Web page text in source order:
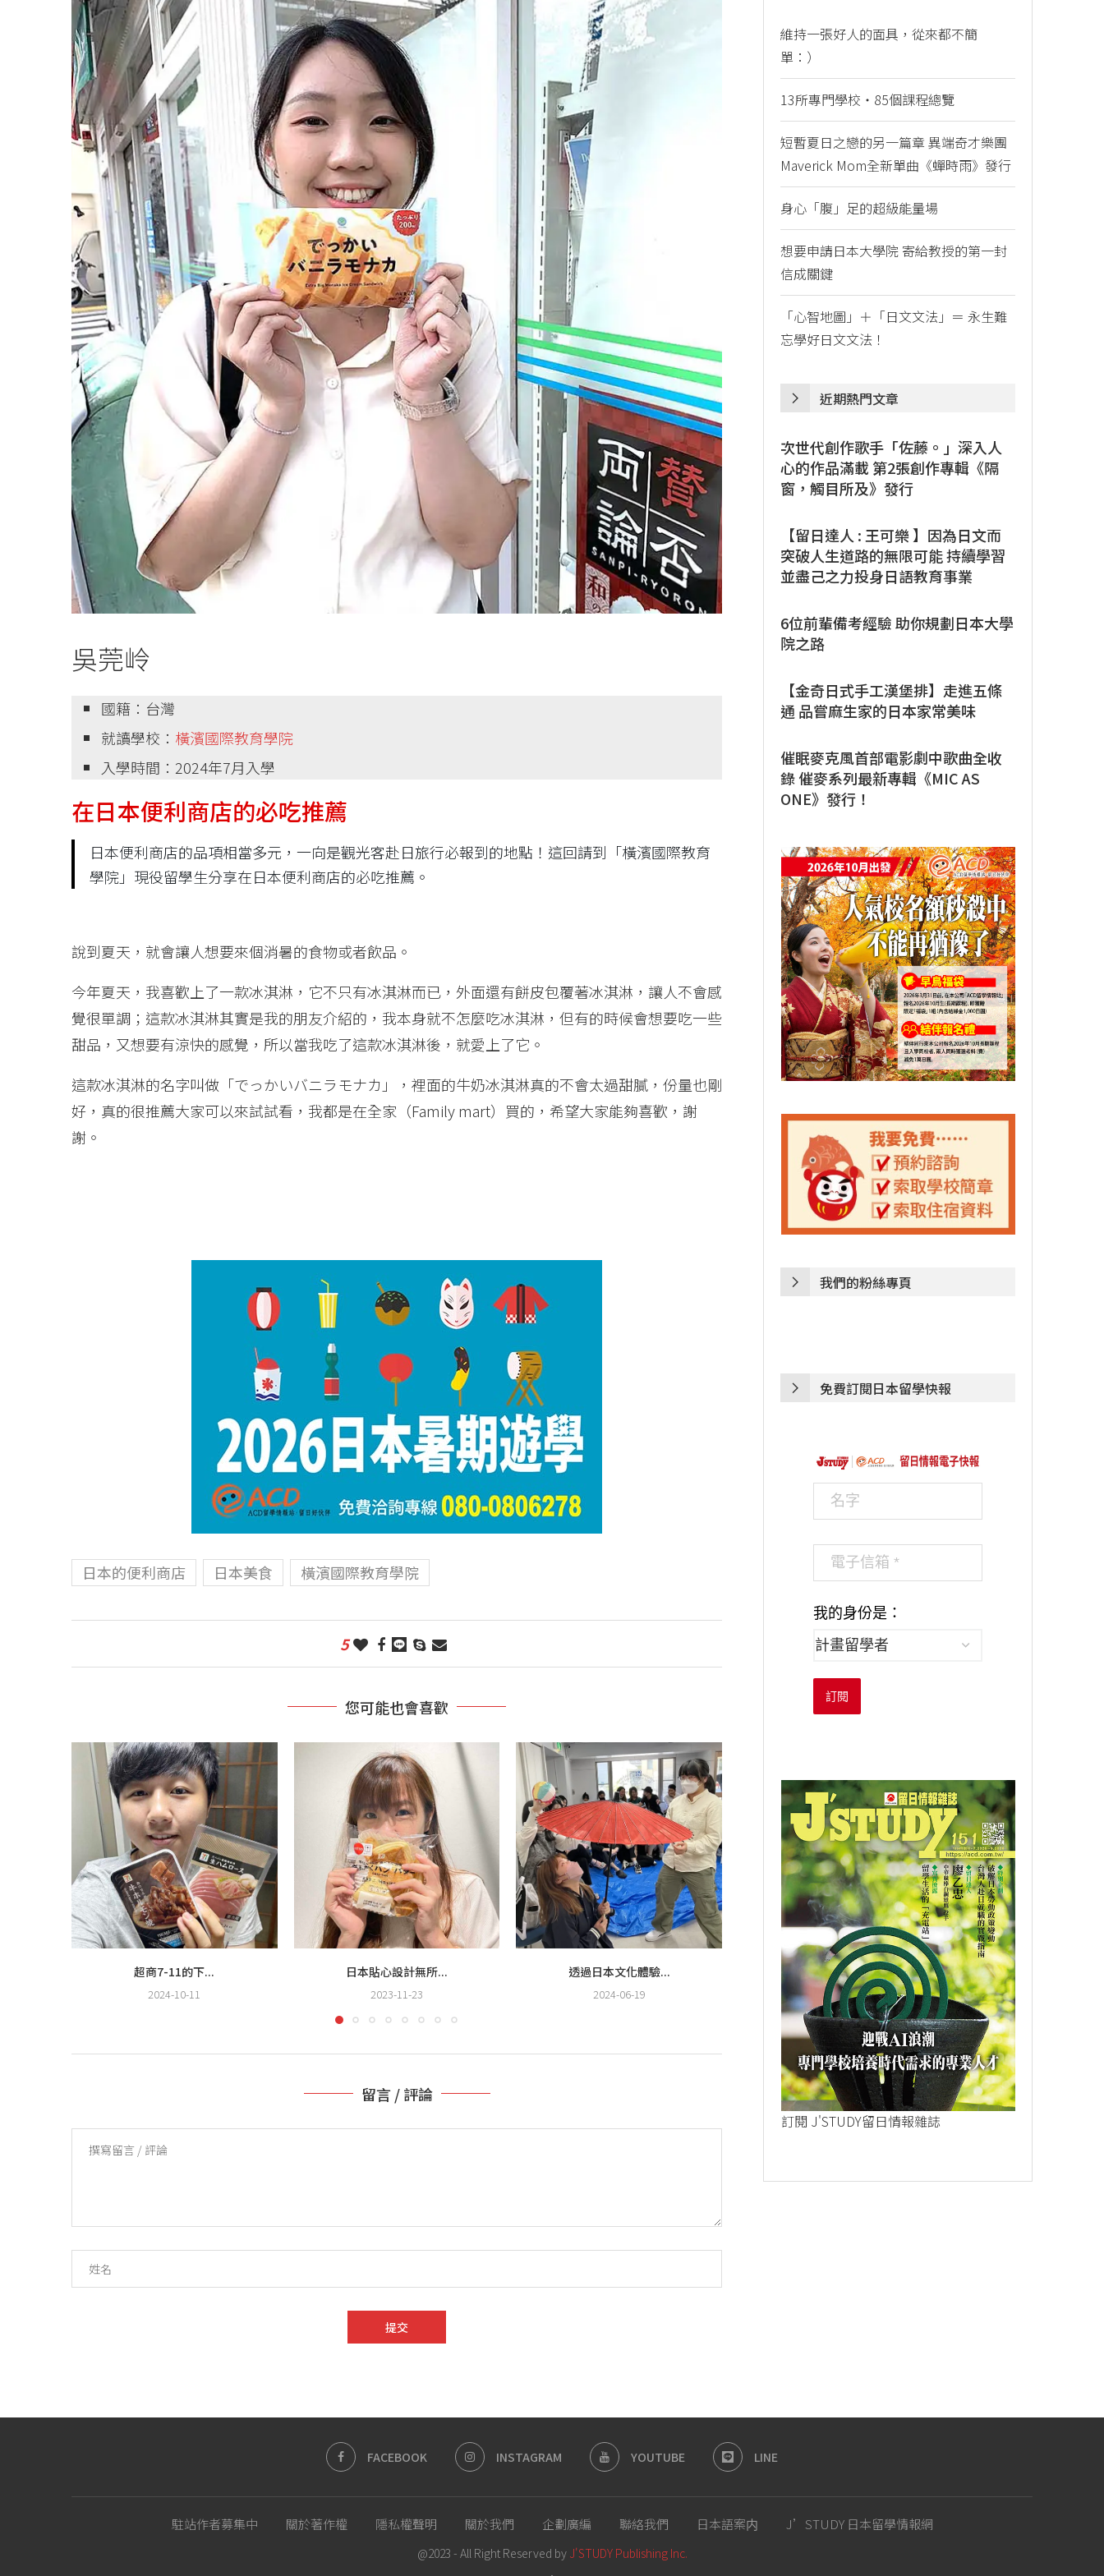
吳莞岭
國籍：台灣
就讀學校： 橫濱國際教育學院
入學時間：2024年7月入學
在日本便利商店的必吃推薦
日本便利商店的品項相當多元，一向是觀光客赴日旅行必報到的地點！這回請到「橫濱國際教育
學院」現役留學生分享在日本便利商店的必吃推薦。
說到夏天，就會讓人想要來個消暑的食物或者飲品。
今年夏天，我喜歡上了一款冰淇淋，它不只有冰淇淋而已，外面還有餅皮包覆著冰淇淋，讓人不會感
覺很單調；這款冰淇淋其實是我的朋友介紹的，我本身就不怎麼吃冰淇淋，但有的時候會想要吃一些
甜品，又想要有涼快的感覺，所以當我吃了這款冰淇淋後，就愛上了它。
這款冰淇淋的名字叫做「でっかいバニラモナカ」，裡面的牛奶冰淇淋真的不會太過甜膩，份量也剛
好，真的很推薦大家可以來試試看，我都是在全家（Family mart）買的，希望大家能夠喜歡，謝
謝。
日本的便利商店 日本美食 橫濱國際教育學院
5
您可能也會喜歡
超商7-11的下...
2024-10-11
日本貼心設計無所...
2023-11-23
透過日本文化體驗...
2024-06-19
打工不只能吃到懷...
2023-09-26
超市早班工作，
留言 / 評論
維持一張好人的面具，從來都不簡
單：）
13所專門學校・85個課程總覽
短暫夏日之戀的另一篇章 異端奇才樂團
Maverick Mom全新單曲《蟬時雨》發行
身心「腹」足的超級能量場
想要申請日本大學院 寄給教授的第一封
信成關鍵
「心智地圖」＋「日文文法」＝ 永生難
忘學好日文文法！
近期熱門文章
次世代創作歌手「佐藤。」深入人
心的作品滿載 第2張創作專輯《隔
窗，觸目所及》發行
【留日達人 : 王可樂 】因為日文而
突破人生道路的無限可能 持續學習
並盡己之力投身日語教育事業
6位前輩備考經驗 助你規劃日本大學
院之路
【金奇日式手工漢堡排】走進五條
通 品嘗麻生家的日本家常美味
催眠麥克風首部電影劇中歌曲全收
錄 催麥系列最新專輯《MIC AS
ONE》發行！
我們的粉絲專頁
免費訂閱日本留學快報
我的身份是：
訂閱
訂閱 J'STUDY留日情報雜誌
FACEBOOK INSTAGRAM YOUTUBE LINE
駐站作者募集中 關於著作權 隱私權聲明 關於我們 企劃廣編 聯絡我們 日本語案内 J’STUDY 日本留學情報網
@2023 - All Right Reserved by J'STUDY Publishing Inc.